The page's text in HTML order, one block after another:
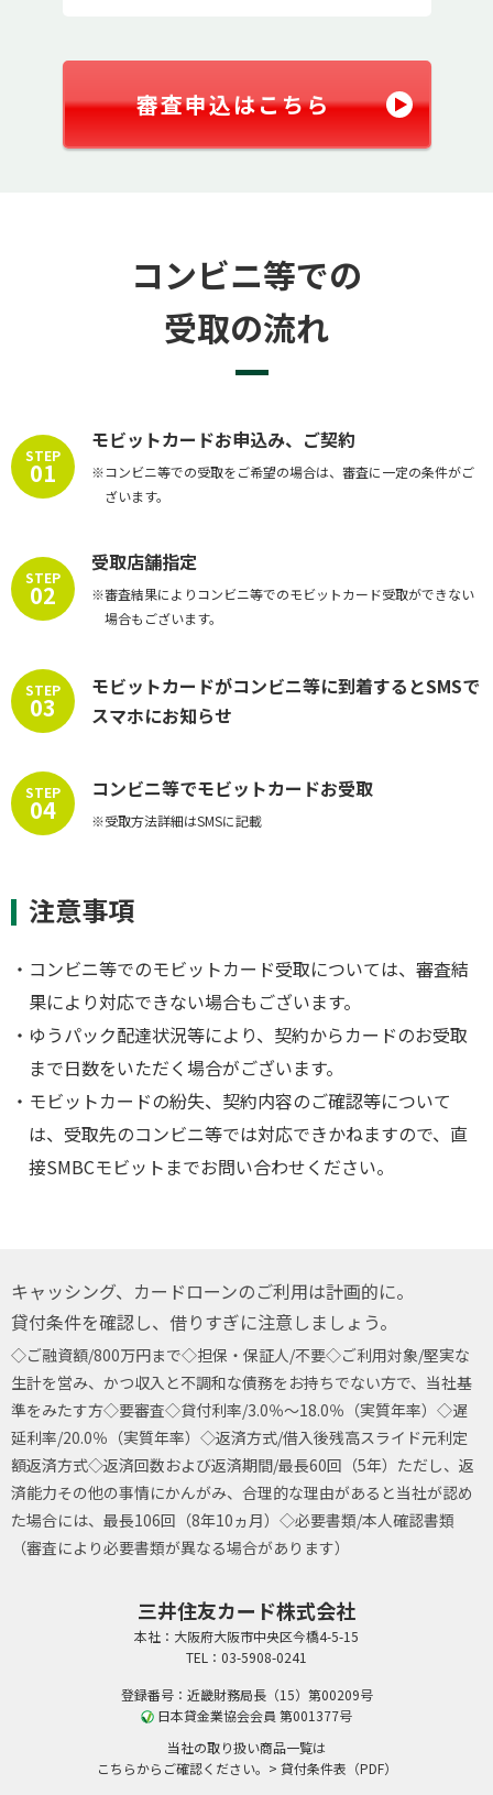
審査申込はこちら
コンビニ等での
受取の流れ
STEP
01
モビットカードお申込み、ご契約
※コンビニ等での受取をご希望の場合は、審査に一定の条件がご
ざいます。
STEP
02
受取店舗指定
※審査結果によりコンビニ等でのモビットカード受取ができない
場合もございます。
STEP
03
モビットカードがコンビニ等に到着するとSMSで
スマホにお知らせ
STEP
04
コンビニ等でモビットカードお受取
※受取方法詳細はSMSに記載
注意事項
・コンビニ等でのモビットカード受取については、審査結
果により対応できない場合もございます。
・ゆうパック配達状況等により、契約からカードのお受取
まで日数をいただく場合がございます。
・モビットカードの紛失、契約内容のご確認等について
は、受取先のコンビニ等では対応できかねますので、直
接SMBCモビットまでお問い合わせください。
キャッシング、カードローンのご利用は計画的に。
貸付条件を確認し、借りすぎに注意しましょう。
◇ご融資額/800万円まで◇担保・保証人/不要◇ご利用対象/堅実な
生計を営み、かつ収入と不調和な債務をお持ちでない方で、当社基
準をみたす方◇要審査◇貸付利率/3.0％～18.0％（実質年率） ◇遅
延利率/20.0％（実質年率） ◇返済方式/借入後残高スライド元利定
額返済方式◇返済回数および返済期間/最長60回（5年）ただし、返
済能力その他の事情にかんがみ、合理的な理由があると当社が認め
た場合には、最長106回（8年10ヵ月） ◇必要書類/本人確認書類
（審査により必要書類が異なる場合があります）
三井住友カード株式会社
本社：大阪府大阪市中央区今橋4-5-15
TEL：03-5908-0241
登録番号：近畿財務局長（15）第00209号
日本貸金業協会会員 第001377号
当社の取り扱い商品一覧は
こちらからご確認ください。 > 貸付条件表（PDF）